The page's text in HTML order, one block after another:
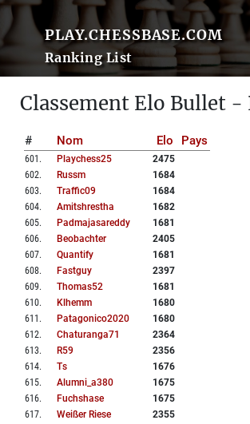
PLAY.CHESSBASE.COM
Ranking List
Classement Elo Bullet -
# Nom Elo Pays
601 . Playchess25
2475
602. Russm
1684
603. Traffic09
1684
604. Amitshrestha
1682
605. Padmajasareddy
1681
606. Beobachter
2405
607. Quantify
1681
608. Fastguy
2397
609. Thomas52
1681
610. Klhemm
1680
611 . Patagonico2020
1680
612. Chaturanga71
2364
613. R59
2356
614. Ts
1676
615. Alumni_a380
1675
616. Fuchshase
1675
617. Weißer Riese
2355